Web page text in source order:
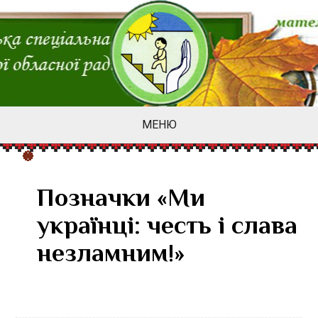
МЕНЮ
Позначки «Ми
українці: честь і слава
незламним!»